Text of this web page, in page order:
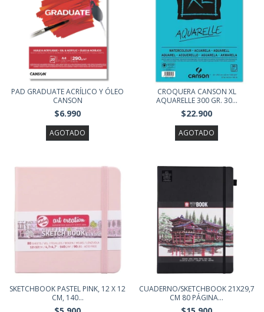
PAD GRADUATE ACRÍLICO Y ÓLEO
CANSON
$6.990
AGOTADO
CROQUERA CANSON XL
AQUARELLE 300 GR. 30...
$22.900
AGOTADO
SKETCHBOOK PASTEL PINK, 12 X 12
CM, 140...
CUADERNO/SKETCHBOOK 21X29,7
CM 80 PÁGINA...